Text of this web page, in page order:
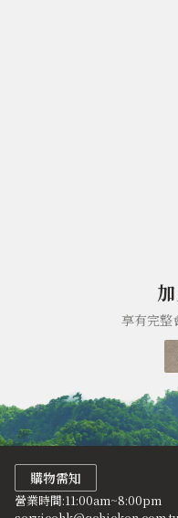
享有完整
購物需知
營業時間:11:00am~8:00pm